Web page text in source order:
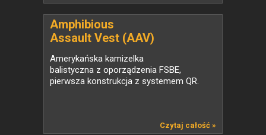
Amphibious
Assault Vest (AAV)
Amerykańska kamizelka
balistyczna z oporządzenia FSBE,
pierwsza konstrukcja z systemem QR.
Czytaj całość »